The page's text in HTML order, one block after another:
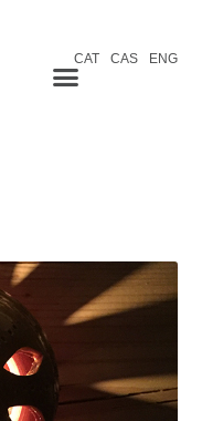
CAT CAS ENG